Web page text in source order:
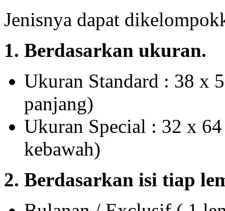
Jenisnya dapat
1. Berdasarkan ukuran.
Ukuran Standard : 38 x
panjang)
Ukuran Special : 32 x
kebawah)
2. Berdasarkan isi tiap